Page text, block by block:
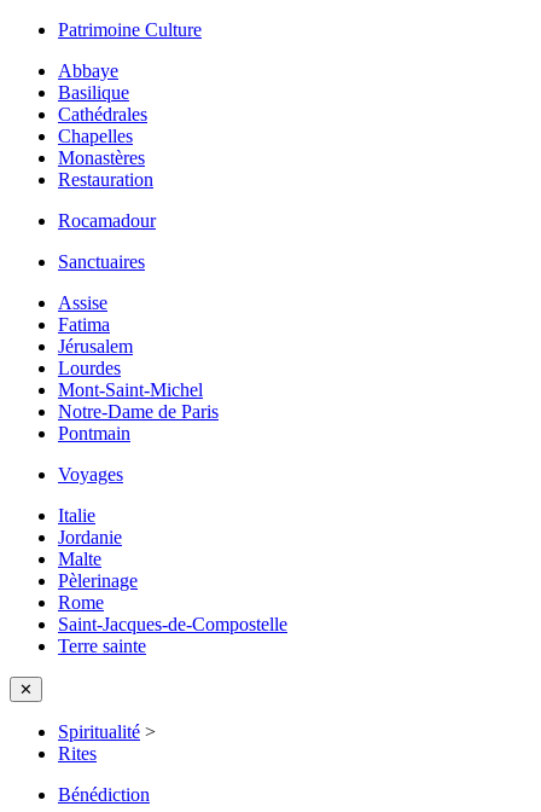
Patrimoine Culture
Abbaye
Basilique
Cathédrales
Chapelles
Monastères
Restauration
Rocamadour
Sanctuaires
Assise
Fatima
Jérusalem
Lourdes
Mont-Saint-Michel
Notre-Dame de Paris
Pontmain
Voyages
Italie
Jordanie
Malte
Pèlerinage
Rome
Saint-Jacques-de-Compostelle
Terre sainte
✕
Spiritualité >
Rites
Bénédiction